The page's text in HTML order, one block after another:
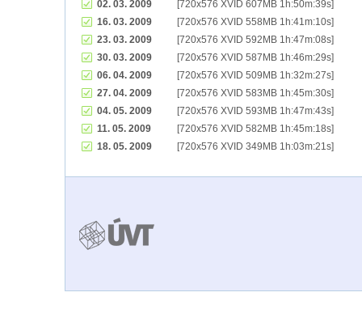
02. 03. 2009
[720x576 XVID 607MB 1h:50m:39s]
16. 03. 2009
[720x576 XVID 558MB 1h:41m:10s]
23. 03. 2009
[720x576 XVID 592MB 1h:47m:08s]
30. 03. 2009
[720x576 XVID 587MB 1h:46m:29s]
06. 04. 2009
[720x576 XVID 509MB 1h:32m:27s]
27. 04. 2009
[720x576 XVID 583MB 1h:45m:30s]
04. 05. 2009
[720x576 XVID 593MB 1h:47m:43s]
11. 05. 2009
[720x576 XVID 582MB 1h:45m:18s]
18. 05. 2009
[720x576 XVID 349MB 1h:03m:21s]